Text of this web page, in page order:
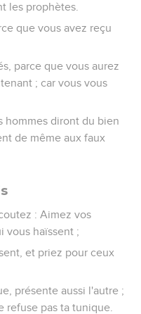
les prophètes.
que vous avez reçu
parce que vous aurez
; car vous vous
hommes diront du bien
de même aux faux
: Aimez vos
vous haïssent ;
et priez pour ceux
présente aussi l'autre ;
refuse pas ta tunique.